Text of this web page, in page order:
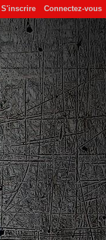
Connectez-vous
S'inscrire